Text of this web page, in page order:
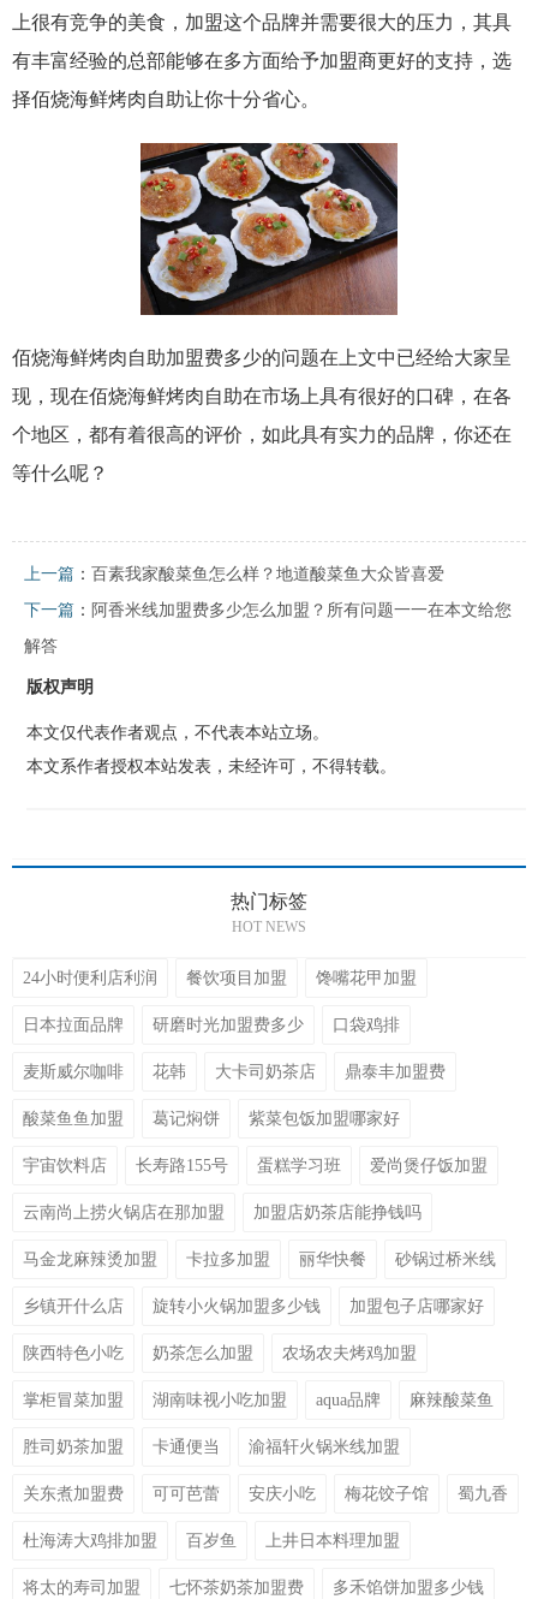
上很有竞争的美食，加盟这个品牌并需要很大的压力，其具
有丰富经验的总部能够在多方面给予加盟商更好的支持，选
择佰烧海鲜烤肉自助让你十分省心。
佰烧海鲜烤肉自助加盟费多少的问题在上文中已经给大家呈
现，现在佰烧海鲜烤肉自助在市场上具有很好的口碑，在各
个地区，都有着很高的评价，如此具有实力的品牌，你还在
等什么呢？
上一篇 ： 百素我家酸菜鱼怎么样？地道酸菜鱼大众皆喜爱
下一篇 ： 阿香米线加盟费多少怎么加盟？所有问题一一在本文给您
解答
版权声明
本文仅代表作者观点，不代表本站立场。
本文系作者授权本站发表，未经许可，不得转载。
热门标签
HOT NEWS
24小时便利店利润 餐饮项目加盟 馋嘴花甲加盟
日本拉面品牌 研磨时光加盟费多少 口袋鸡排
麦斯威尔咖啡 花韩 大卡司奶茶店 鼎泰丰加盟费
酸菜鱼鱼加盟 葛记焖饼 紫菜包饭加盟哪家好
宇宙饮料店 长寿路155号 蛋糕学习班 爱尚煲仔饭加盟
云南尚上捞火锅店在那加盟 加盟店奶茶店能挣钱吗
马金龙麻辣烫加盟 卡拉多加盟 丽华快餐 砂锅过桥米线
乡镇开什么店 旋转小火锅加盟多少钱 加盟包子店哪家好
陕西特色小吃 奶茶怎么加盟 农场农夫烤鸡加盟
掌柜冒菜加盟 湖南味视小吃加盟 aqua品牌 麻辣酸菜鱼
胜司奶茶加盟 卡通便当 渝福轩火锅米线加盟
关东煮加盟费 可可芭蕾 安庆小吃 梅花饺子馆 蜀九香
杜海涛大鸡排加盟 百岁鱼 上井日本料理加盟
将太的寿司加盟 七怀茶奶茶加盟费 多禾馅饼加盟多少钱